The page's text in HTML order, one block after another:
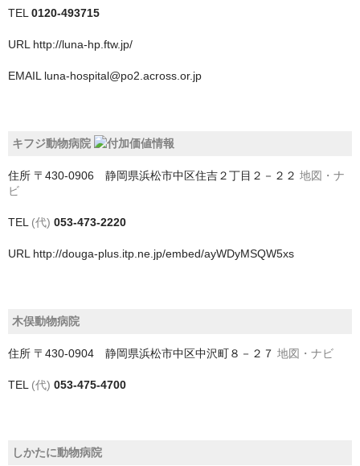
中央区
稲毛区
南房総市
印旛郡栄町
印西市
君津市
四街道市
富津市
TEL 0120-493715
URL http://luna-hp.ftw.jp/
EMAIL luna-hospital@po2.across.or.jp
キフジ動物病院
住所 〒430-0906 静岡県浜松市中区住吉２丁目２－２２ 地図・ナ
ビ
TEL (代) 053-473-2220
URL http://douga-plus.itp.ne.jp/embed/ayWDyMSQW5xs
木俣動物病院
住所 〒430-0904 静岡県浜松市中区中沢町８－２７ 地図・ナビ
TEL (代) 053-475-4700
しかたに動物病院